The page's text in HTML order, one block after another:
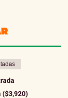
($3,920)